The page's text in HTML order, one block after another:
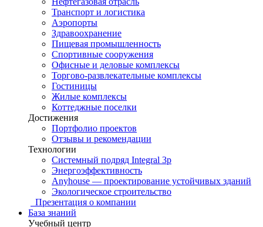
Транспорт и логистика
Аэропорты
Здравоохранение
Пищевая промышленность
Спортивные сооружения
Офисные и деловые комплексы
Торгово-развлекательные комплексы
Гостиницы
Жилые комплексы
Коттеджные поселки
Достижения
Портфолио проектов
Отзывы и рекомендации
Технологии
Системный подряд Integral 3p
Энергоэффективность
Anyhouse — проектирование устойчивых зданий
Экологическое строительство
Презентация о компании
База знаний
Учебный центр